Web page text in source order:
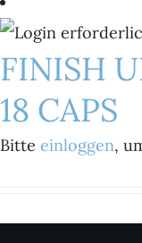
FINISH
18 CAPS
Bitte einloggen,